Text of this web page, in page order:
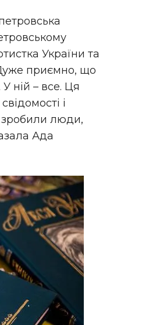
України та
приємно, що
ній – все. Ця
і
люди,
Ада